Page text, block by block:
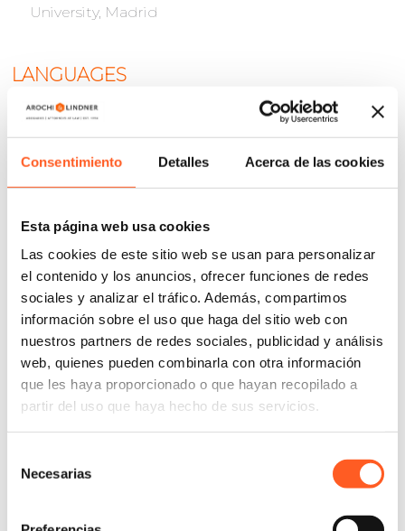
Consentimiento Detalles Acerca de las cookies
Esta página web usa cookies
Las cookies de este sitio web se usan para personalizar
el contenido y los anuncios, ofrecer funciones de redes
sociales y analizar el tráfico. Además, compartimos
información sobre el uso que haga del sitio web con
nuestros partners de redes sociales, publicidad y análisis
web, quienes pueden combinarla con otra información
que les haya proporcionado o que hayan recopilado a
partir del uso que haya hecho de sus servicios.
Necesarias
University, Madrid
LANGUAGES
Spanish
Jimena joined as a trademarks area trainee in Arochi
years of experience in intellectual property matters,
management of the trademark registration process;
strategies development to obtaining trademark
registrations; procedure monitoring with
Trademarks Authorities, trademark searches and
strategy planning, providing a legal opinion for their
registration; clients legal assistance; legal assistance